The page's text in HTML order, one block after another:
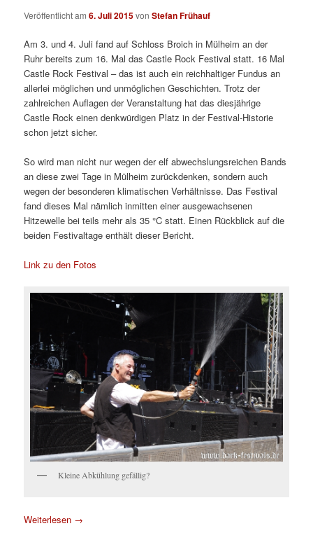
Veröffentlicht am6. Juli 2015vonStefan Frühauf
Am 3. und 4. Juli fand auf Schloss Broich in Mülheim an der
Ruhr bereits zum 16. Mal das Castle Rock Festival statt. 16 Mal
Castle Rock Festival – das ist auch ein reichhaltiger Fundus an
allerlei möglichen und unmöglichen Geschichten. Trotz der
zahlreichen Auflagen der Veranstaltung hat das diesjährige
Castle Rock einen denkwürdigen Platz in der Festival-Historie
schon jetzt sicher.
So wird man nicht nur wegen der elf abwechslungsreichen Bands
an diese zwei Tage in Mülheim zurückdenken, sondern auch
wegen der besonderen klimatischen Verhältnisse. Das Festival
fand dieses Mal nämlich inmitten einer ausgewachsenen
Hitzewelle bei teils mehr als 35 °C statt. Einen Rückblick auf die
beiden Festivaltage enthält dieser Bericht.
Link zu den Fotos
Kleine Abkühlung gefällig?
Weiterlesen →